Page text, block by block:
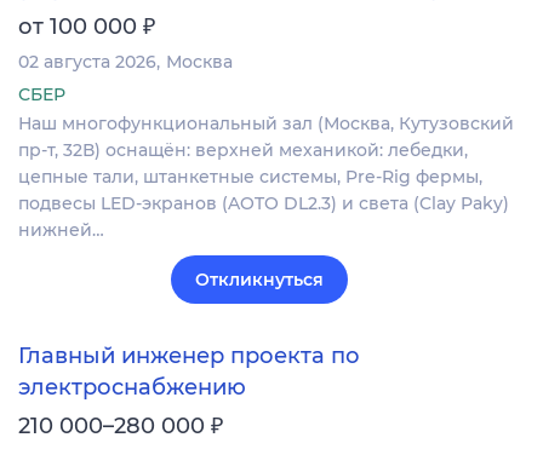
от 100 000 ₽
02 августа 2026 Москва
СБЕР
Наш многофункциональный зал (Москва, Кутузовский
пр-т, 32В) оснащён: верхней механикой: лебедки,
цепные тали, штанкетные системы, Pre-Rig фермы,
подвесы LED-экранов (AOTO DL2.3) и света (Clay Paky)
нижней…
Откликнуться
Главный инженер проекта по
электроснабжению
210 000–280 000 ₽